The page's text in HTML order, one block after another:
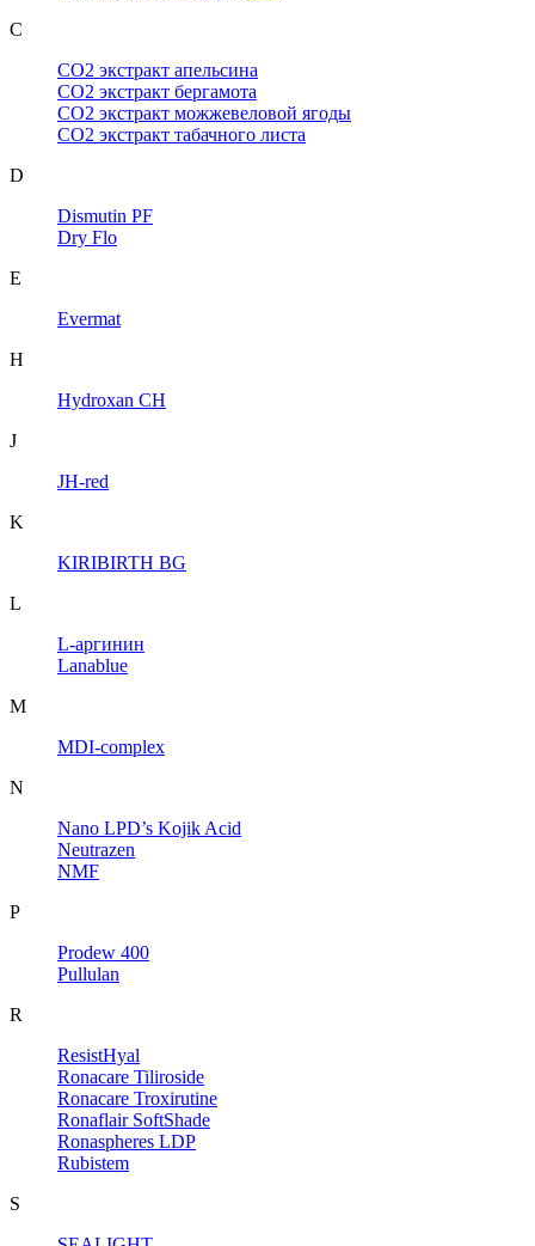
C
CO2 экстракт апельсина
CO2 экстракт бергамота
CO2 экстракт можжевеловой ягоды
CO2 экстракт табачного листа
D
Dismutin PF
Dry Flo
E
Evermat
H
Hydroxan CH
J
JH-red
K
KIRIBIRTH BG
L
L-аргинин
Lanablue
M
MDI-complex
N
Nano LPD’s Kojik Acid
Neutrazen
NMF
P
Prodew 400
Pullulan
R
ResistHyal
Ronacare Tiliroside
Ronacare Troxirutine
Ronaflair SoftShade
Ronaspheres LDP
Rubistem
S